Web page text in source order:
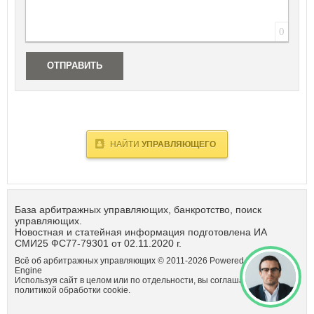
Республика Хакасия
Ростовская область
Рязанская область
Саратовская область
Сахалинская область
Свердловская область
Смоленская область
Т
Тамбовская область
Тверская область
Томская область
Тульская область
0
ОТПРАВИТЬ
НАЙТИ УПРАВЛЯЮЩЕГО
База арбитражных управляющих, банкротство, поиск
управляющих.
Новостная и статейная информация подготовлена ИА
СМИ25 ФС77-79301 от 02.11.2020 г.
Всё об арбитражных управляющих © 2011-2026 Powered by DataLife
Engine
Используя сайт в целом или по отдельности, вы соглашаетсь с
политикой обработки cookie.